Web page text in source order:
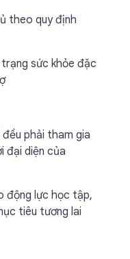
theo quy định
sức khỏe đặc
phải tham gia
đại diện của
động lực học tập,
tiêu tương lai